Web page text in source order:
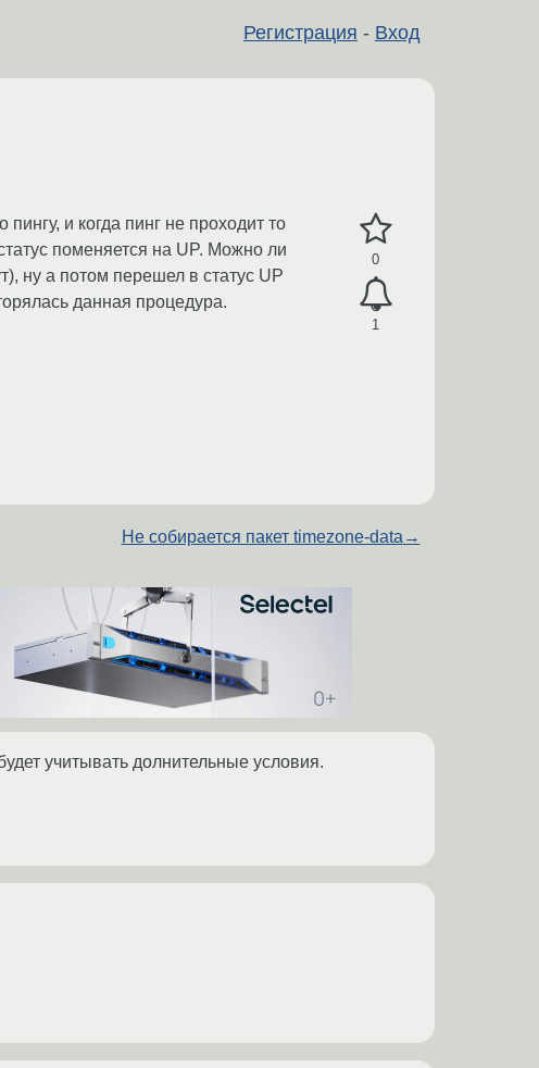
Регистрация - Вход
0
1
и когда пинг не проходит то
поменяется на UP. Можно ли
ну а потом перешел в статус UP
данная процедура.
Не собирается пакет timezone-data →
учитывать долнительные условия.